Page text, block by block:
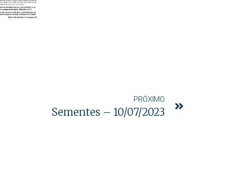
PRÓXIMO
Sementes – 10/07/2023